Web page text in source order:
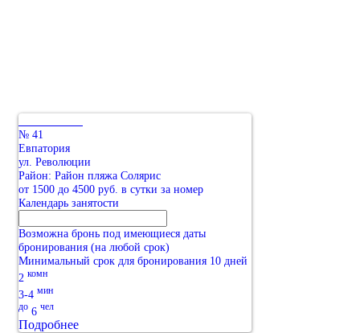
№ 41
Евпатория
ул. Революции
Район: Район пляжа Солярис
от 1500 до 4500 руб. в сутки за номер
Календарь занятости
Возможна бронь под имеющиеся даты
бронирования (на любой срок)
Минимальный срок для бронирования 10 дней
2 комн
3-4 мин
до 6 чел
Подробнее